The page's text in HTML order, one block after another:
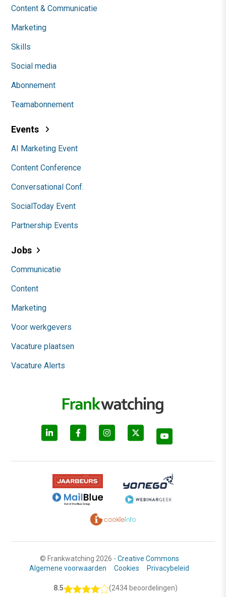
Content & Communicatie
Marketing
Skills
Social media
Abonnement
Teamabonnement
Events
AI Marketing Event
Content Conference
Conversational Conf.
SocialToday Event
Partnership Events
Jobs
Communicatie
Content
Marketing
Voor werkgevers
Vacature plaatsen
Vacature Alerts
© Frankwatching 2026 - Creative Commons
Algemene voorwaarden
Cookies Privacybeleid
8.5 (2434 beoordelingen)